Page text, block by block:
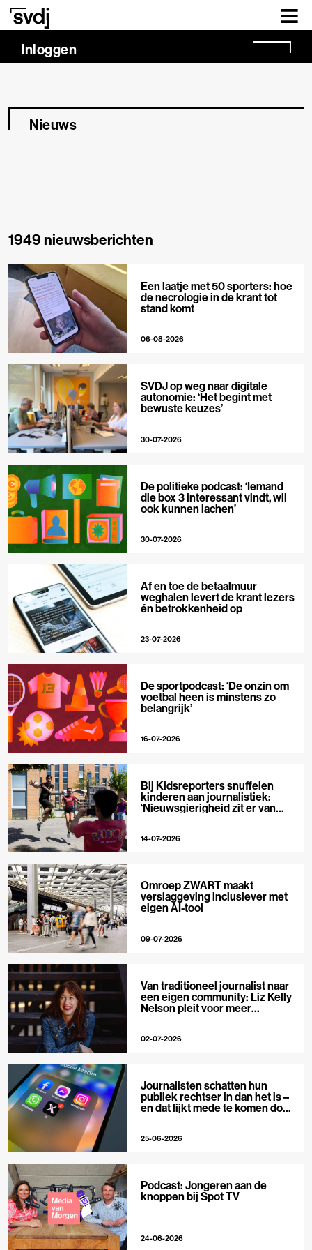
Naar hoofdinhoud
Inloggen
Nieuws
1949 nieuwsberichten
Een laatje met 50 sporters: hoe
de necrologie in de krant tot
stand komt
06-08-2026
SVDJ op weg naar digitale
autonomie: ‘Het begint met
bewuste keuzes’
30-07-2026
De politieke podcast: ‘Iemand
die box 3 interessant vindt, wil
ook kunnen lachen’
30-07-2026
Af en toe de betaalmuur
weghalen levert de krant lezers
én betrokkenheid op
23-07-2026
De sportpodcast: ‘De onzin om
voetbal heen is minstens zo
belangrijk’
16-07-2026
Bij Kidsreporters snuffelen
kinderen aan journalistiek:
‘Nieuwsgierigheid zit er van
14-07-2026
Omroep ZWART maakt
verslaggeving inclusiever met
eigen AI-tool
09-07-2026
Van traditioneel journalist naar
een eigen community: Liz Kelly
Nelson pleit voor meer
02-07-2026
Journalisten schatten hun
publiek rechtser in dan het is –
en dat lijkt mede te komen door
25-06-2026
Podcast: Jongeren aan de
knoppen bij Spot TV
24-06-2026